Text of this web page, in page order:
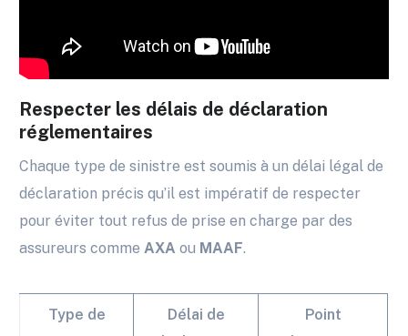
Respecter les délais de déclaration
réglementaires
Chaque type de sinistre est soumis à un délai légal de
déclaration précis qu’il est impératif de respecter
pour éviter tout refus de prise en charge par des
assureurs comme AXA ou MAAF.
Type de
Délai de
Point